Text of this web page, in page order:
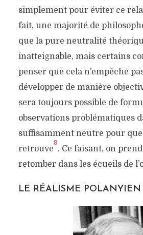
simplement pour éviter ce
fait, une majorité de
que la pure neutralité
inatteignable, mais certains
penser que cela n’empêche
développer de manière
sera toujours possible de
observations problématiques
suffisamment neutre pour que
retrouve
9
. Ce faisant, on
retomber dans les écueils de
LE RÉALISME POLANYIEN